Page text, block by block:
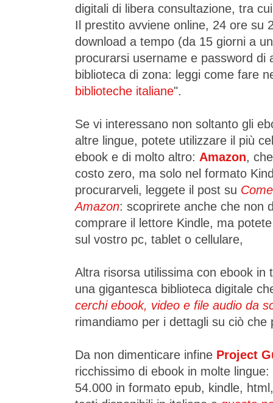
digitali di libera consultazione, tra
Il prestito avviene online, 24 ore su
download a tempo (da 15 giorni a
procurarsi username e password di
biblioteca di zona: leggi come fare
biblioteche italiane".
Se vi interessano non soltanto gli
altre lingue, potete utilizzare il più
ebook e di molto altro: Amazon,
costo zero, ma solo nel formato
procurarveli, leggete il post su
Amazon: scoprirete anche che non
comprare il lettore Kindle, ma
sul vostro pc, tablet o cellulare,
Altra risorsa utilissima con ebook in
una gigantesca biblioteca digitale
cerchi ebook, video e file audio da
rimandiamo per i dettagli su ciò che
Da non dimenticare infine Project
ricchissimo di ebook in molte
54.000 in formato epub, kindle,